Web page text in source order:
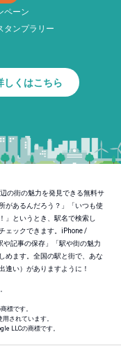
ペーン
タンプラリー
しくはこちら
の街の魅力を発見できる無料サ
があるんだろう？」「いつも使
」というとき、駅名で検索し
ェックできます。iPhone /
記事の保存」「駅や街の魅力
めます。全国の駅と街で、あな
逢い）がありますように！
標です。
されています。
LLCの商標です。